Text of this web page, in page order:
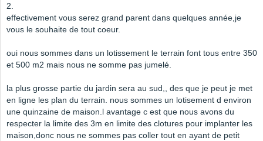
2.
effectivement vous serez grand parent dans quelques année,je
vous le souhaite de tout coeur.
oui nous sommes dans un lotissement le terrain font tous entre 350
et 500 m2 mais nous ne somme pas jumelé.
la plus grosse partie du jardin sera au sud,, des que je peut je met
en ligne les plan du terrain. nous sommes un lotisement d environ
une quinzaine de maison.l avantage c est que nous avons du
respecter la limite des 3m en limite des clotures pour implanter les
maison,donc nous ne sommes pas coller tout en ayant de petit